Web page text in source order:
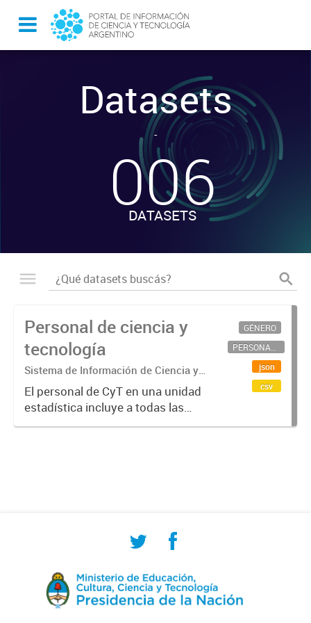
Datasets
-
006
DATASETS
Personal de ciencia y
tecnología
Sistema de Información de Ciencia y
Tecnología Argentino (SICYTAR)
El personal de CyT en una unidad
estadística incluye a todas las
personas involucradas
GÉNERO
PERSONAL CIENTÍFICO-TECNOLÓGICO
json
csv